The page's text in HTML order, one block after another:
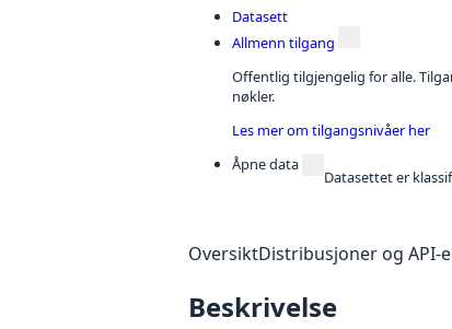
Datasett
Allmenn tilgang
Offentlig tilgjengelig for alle.
nøkler.
Les mer om tilgangsnivåer her
Åpne data
Datasettet er
OversiktDistribusjoner og API-
Beskrivelse